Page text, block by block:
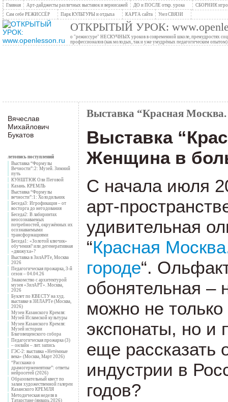
Главная Арт-дайджесты различных выставок и вернисажей ДО и ПОСЛЕ откр. урока
СБОРНИК
Сам себе РЕЖИССЁР
Парк КУЛЬТУРЫ и отдыха КАРТА сайта Узел СВЯЗИ
ОТКРЫТЫЙ УРОК:
о "режиссуре" НЕСКУЧНЫХ уроков в современной школе, премудростях
профессионалов (как молодых, так и уже умудрёных педагогическим опытом)
Вячеслав
Михайлович
Букатов
летопись поступлений
Выставка “Формулы
Вечности”:2: Музей. Зимний
путь
КУНШТЮК Оли Пеговой
Казань. КРЕМЛЬ
Выставка “Формулы
вечности”:1: Холодильник
Беседа3: Игрофикация – от
восторга до негодования
Беседа2: В лабиринтах
неосознаваемых
потребностей, окружённых их
осознаваемыми
трансформациями
Беседа1: «Золотой ключик»
обучения? или дегенеративная
«движуха»?
Выставка в ЗилАРТе, Москва
2026
Педагогическая прожарка, 3-й
сезон – 04.04.26
Знакомство с архитектурой
музея «ЗилАРТ». Москва,
2026
Буклет по КВЕСТУ на худ.
выставке в ЗИЛАРТе (Москва,
2026)
Музеи Казанского Кремля:
Музей Исламской культуры
Музеи Казанского Кремля:
Музей истории
Благовещенского собора
Педагогическая прожарка (3)
– онлайн – лит. запись
ГЭС-2: выставка «Нетёмные
века» (Москва, Март 2026)
“Расскажи о
драмогерменевтике”: ответы
нейросетей (2026)
Образовательный квест по
залам художественной галереи
Казанского КРЕМЛЯ
Методическая неделя в
Татарстане (январь 2026)
Выставка “Красная
Выставка
Женщина в
С начала июля
арт-
удивительная
“Красная
городе“.
обонятельная –
можно не
экспонаты, но и
еще
индустрии в
годов?